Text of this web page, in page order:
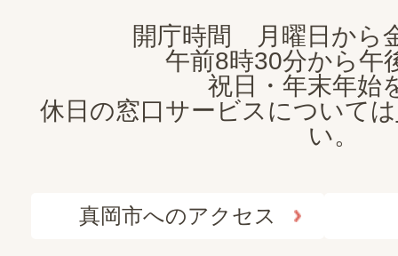
開庁時間 月曜日から
午前8時30分から午
祝日・年末年始
休日の窓口サービスについては
い。
真岡市へのアクセス